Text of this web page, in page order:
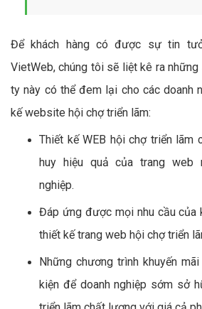
Để khách hàng có được sự tin
VietWeb, chúng tôi sẽ liệt kê ra
ty này có thể đem lại cho các doanh
kế website hội chợ triển lãm:
Thiết kế WEB hội chợ triển lãm
huy hiệu quả của trang web
nghiệp.
Đáp ứng được mọi nhu cầu của
thiết kế trang web hội chợ triển
Những chương trình khuyến
kiện để doanh nghiệp sớm sở